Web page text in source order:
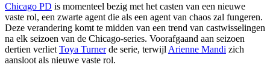
Chicago PD is momenteel bezig met het casten van een nieuwe
vaste rol, een zwarte agent die als een agent van chaos zal fungeren.
Deze verandering komt te midden van een trend van castwisselingen
na elk seizoen van de Chicago-series. Voorafgaand aan seizoen
dertien verliet Toya Turnerde serie, terwijl Arienne Mandi zich
aansloot als nieuwe vaste rol.